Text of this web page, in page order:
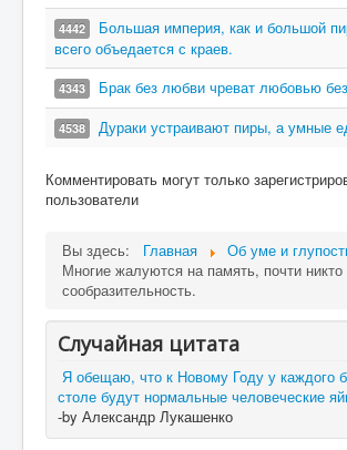
4442
Большая империя, как и большой
всего объедается с краев.
4343 Брак без любви чреват любовью
4538 Дураки устраивают пиры, а умные
Комментировать могут только
пользователи
Вы здесь: Главная
Об уме и
Многие жалуются на память, почти никто
сообразительность.
Случайная цитата
Я обещаю, что к Новому Году у каждого
столе будут нормальные человеческие
-by Александр Лукашенко